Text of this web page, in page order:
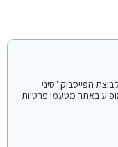
הפייסבוק "סיני
שמה לא מופיע באתר מטעמי פרטיות